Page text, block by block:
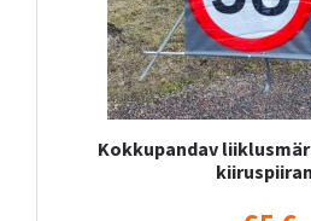
Kokkupandav